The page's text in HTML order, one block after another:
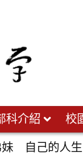
科介紹 校
妹 自己的人